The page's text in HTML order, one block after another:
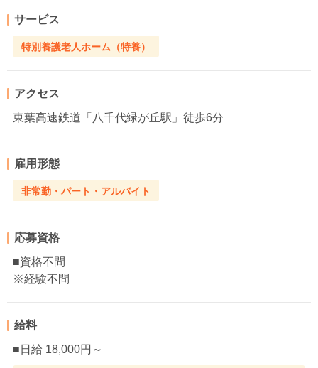
サービス
特別養護老人ホーム（特養）
アクセス
東葉高速鉄道「八千代緑が丘駅」徒歩6分
雇用形態
非常勤・パート・アルバイト
応募資格
■資格不問
※経験不問
給料
■日給 18,000円～